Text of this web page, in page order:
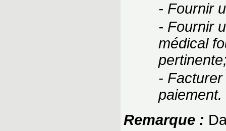
- Fournir
- Fournir
médical
-
paiement.
Remarque :